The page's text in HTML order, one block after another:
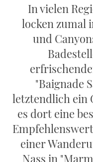
In vielen
locken zumal
und
"Baignade
letztendlich ein
es dort eine
einer
Nass in